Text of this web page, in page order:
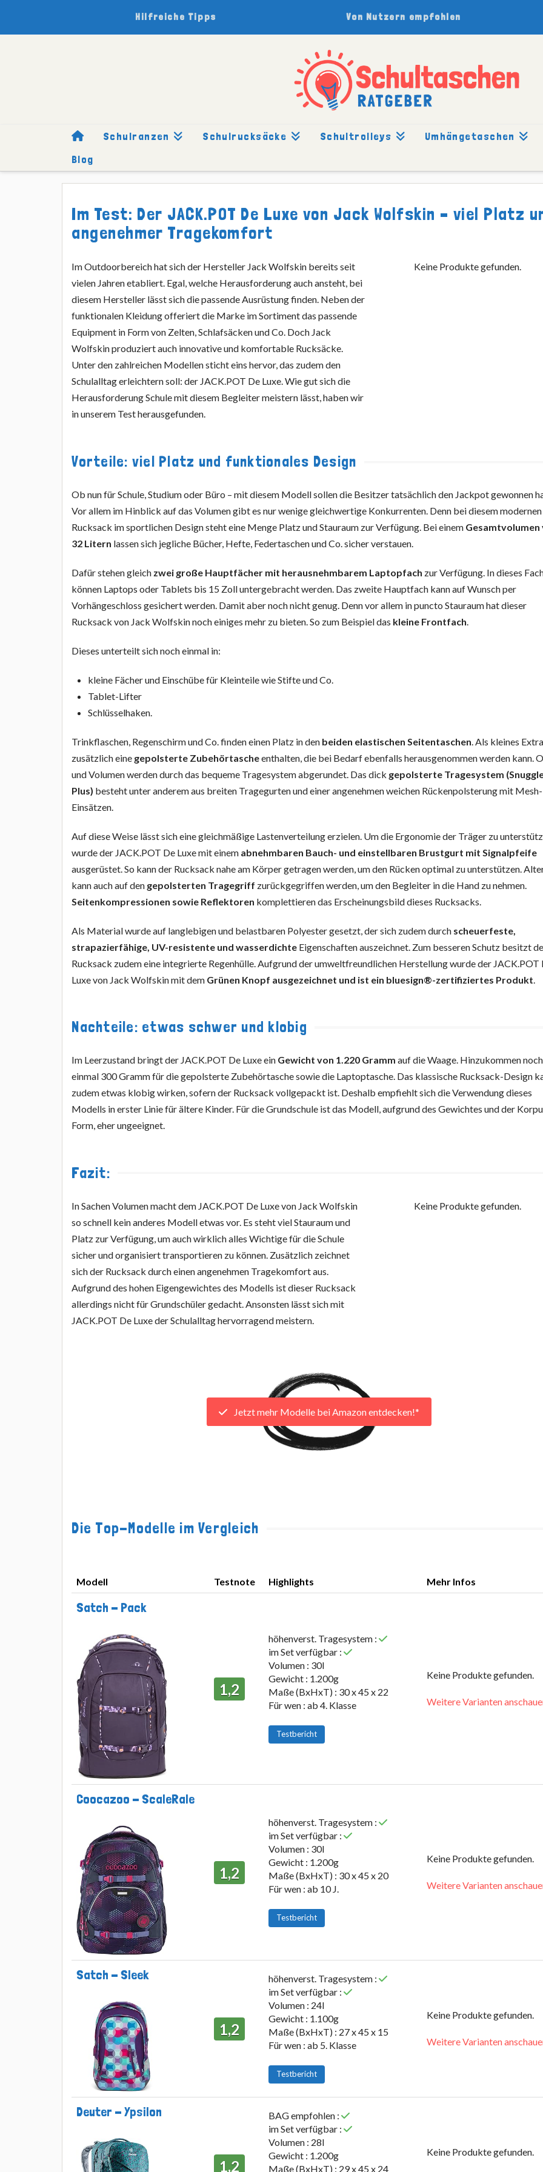
Hilfreiche Tipps Von Nutzern empfohlen
Schulranzen Schulrucksäcke Schultrolleys
Umhängetaschen
Blog
HOMESCHULRUCKSÄCKE
Im Test: Der JACK.POT De Luxe von Jack Wolfskin – viel Platz
angenehmer Tragekomfort
Im Outdoorbereich hat sich der Hersteller Jack Wolfskin bereits seit
vielen Jahren etabliert. Egal, welche Herausforderung auch ansteht, bei
diesem Hersteller lässt sich die passende Ausrüstung finden. Neben der
funktionalen Kleidung offeriert die Marke im Sortiment das passende
Equipment in Form von Zelten, Schlafsäcken und Co. Doch Jack
Wolfskin produziert auch innovative und komfortable Rucksäcke.
Unter den zahlreichen Modellen sticht eins hervor, das zudem den
Schulalltag erleichtern soll: der JACK.POT De Luxe. Wie gut sich die
Herausforderung Schule mit diesem Begleiter meistern lässt, haben wir
in unserem Test herausgefunden.
Keine Produkte gefunden.
Vorteile: viel Platz und funktionales Design
Ob nun für Schule, Studium oder Büro – mit diesem Modell sollen die Besitzer tatsächlich den Jackpot gewonnen
Vor allem im Hinblick auf das Volumen gibt es nur wenige gleichwertige Konkurrenten. Denn bei diesem modernen
Rucksack im sportlichen Design steht eine Menge Platz und Stauraum zur Verfügung. Bei einem Gesamtvolumen
32 Litern lassen sich jegliche Bücher, Hefte, Federtaschen und Co. sicher verstauen.
Dafür stehen gleich zwei große Hauptfächer mit herausnehmbarem Laptopfach zur Verfügung. In dieses
können Laptops oder Tablets bis 15 Zoll untergebracht werden. Das zweite Hauptfach kann auf Wunsch per
Vorhängeschloss gesichert werden. Damit aber noch nicht genug. Denn vor allem in puncto Stauraum hat dieser
Rucksack von Jack Wolfskin noch einiges mehr zu bieten. So zum Beispiel das kleine Frontfach.
Dieses unterteilt sich noch einmal in:
kleine Fächer und Einschübe für Kleinteile wie Stifte und Co.
Tablet-Lifter
Schlüsselhaken.
Trinkflaschen, Regenschirm und Co. finden einen Platz in den beiden elastischen Seitentaschen. Als kleines
zusätzlich eine gepolsterte Zubehörtascheenthalten, die bei Bedarf ebenfalls herausgenommen werden kann.
und Volumen werden durch das bequeme Tragesystem abgerundet. Das dick gepolsterte Tragesystem
Plus) besteht unter anderem aus breiten Tragegurten und einer angenehmen weichen Rückenpolsterung mit Mesh-
Einsätzen.
Auf diese Weise lässt sich eine gleichmäßige Lastenverteilung erzielen. Um die Ergonomie der Träger zu
wurde der JACK.POT De Luxe mit einem abnehmbaren Bauch- und einstellbaren Brustgurt mit Signalpfeife
ausgerüstet. So kann der Rucksack nahe am Körper getragen werden, um den Rücken optimal zu unterstützen.
kann auch auf den gepolsterten Tragegriff zurückgegriffen werden, um den Begleiter in die Hand zu nehmen.
Seitenkompressionen sowie Reflektoren komplettieren das Erscheinungsbild dieses Rucksacks.
Als Material wurde auf langlebigen und belastbaren Polyester gesetzt, der sich zudem durch scheuerfeste,
strapazierfähige, UV-resistente und wasserdichte Eigenschaften auszeichnet. Zum besseren Schutz besitzt
Rucksack zudem eine integrierte Regenhülle. Aufgrund der umweltfreundlichen Herstellung wurde der JACK.POT
Luxe von Jack Wolfskin mit dem Grünen Knopf ausgezeichnet und ist ein bluesign®-zertifiziertes Produkt.
Nachteile: etwas schwer und klobig
Im Leerzustand bringt der JACK.POT De Luxe ein Gewicht von 1.220 Gramm auf die Waage. Hinzukommen noch
einmal 300 Gramm für die gepolsterte Zubehörtasche sowie die Laptoptasche. Das klassische Rucksack-Design
zudem etwas klobig wirken, sofern der Rucksack vollgepackt ist. Deshalb empfiehlt sich die Verwendung dieses
Modells in erster Linie für ältere Kinder. Für die Grundschule ist das Modell, aufgrund des Gewichtes und der
Form, eher ungeeignet.
Fazit:
In Sachen Volumen macht dem JACK.POT De Luxe von Jack Wolfskin
so schnell kein anderes Modell etwas vor. Es steht viel Stauraum und
Platz zur Verfügung, um auch wirklich alles Wichtige für die Schule
sicher und organisiert transportieren zu können. Zusätzlich zeichnet
sich der Rucksack durch einen angenehmen Tragekomfort aus.
Aufgrund des hohen Eigengewichtes des Modells ist dieser Rucksack
allerdings nicht für Grundschüler gedacht. Ansonsten lässt sich mit
JACK.POT De Luxe der Schulalltag hervorragend meistern.
Keine Produkte gefunden.
Jetzt mehr Modelle bei Amazon entdecken!*
Die Top-Modelle im Vergleich
Modell Testnote Highlights
Mehr Infos
Satch - Pack
1,2
höhenverst. Tragesystem :
im Set verfügbar :
Volumen : 30l
Gewicht : 1.200g
Maße (BxHxT) : 30 x 45 x 22
Für wen : ab 4. Klasse
Testbericht
Keine Produkte gefunden.
Weitere Varianten
Coocazoo - ScaleRale
1,2
höhenverst. Tragesystem :
im Set verfügbar :
Volumen : 30l
Gewicht : 1.200g
Maße (BxHxT) : 30 x 45 x 20
Für wen : ab 10 J.
Testbericht
Keine Produkte gefunden.
Weitere Varianten
Satch - Sleek
1,2
höhenverst. Tragesystem :
im Set verfügbar :
Volumen : 24l
Gewicht : 1.100g
Maße (BxHxT) : 27 x 45 x 15
Für wen : ab 5. Klasse
Testbericht
Keine Produkte gefunden.
Weitere Varianten
Deuter - Ypsilon
1,2
BAG empfohlen :
im Set verfügbar :
Volumen : 28l
Gewicht : 1.200g
Maße (BxHxT) : 29 x 45 x 24
Keine Produkte gefunden.